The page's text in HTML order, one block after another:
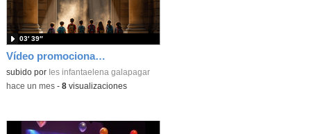
Vídeo promocional Proyectos 1º ESO IES Infanta Elena 2025-26
subido por Ies infantaelena galapagar
03′ 39″
-hace un mes- 8visualizaciones